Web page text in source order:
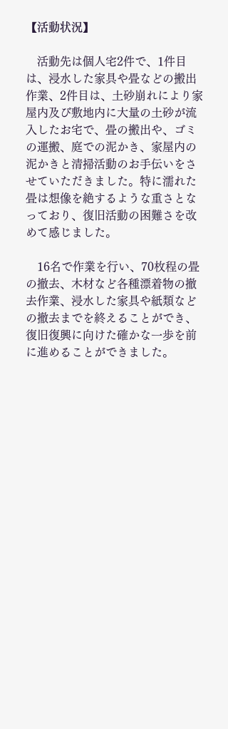
【活動状況】
活動先は個人宅2件で、1件目
は、浸水した家具や畳などの搬出
作業、2件目は、土砂崩れにより家
屋内及び敷地内に大量の土砂が流
入したお宅で、畳の搬出や、ゴミ
の運搬、庭での泥かき、家屋内の
泥かきと清掃活動のお手伝いをさ
せていただきました。特に濡れた
畳は想像を絶するような重さとな
っており、復旧活動の困難さを改
めて感じました。
16名で作業を行い、70枚程の畳
の撤去、木材など各種漂着物の撤
去作業、浸水した家具や紙類など
の撤去までを終えることができ、
復旧復興に向けた確かな一歩を前
に進めることができました。